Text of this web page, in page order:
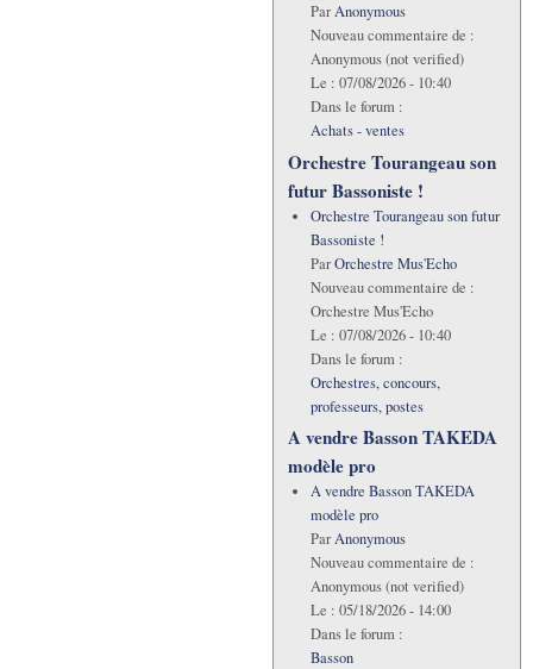
ParAnonymous
Nouveau commentaire de :
Anonymous (not verified)
Le : 07/08/2026 - 10:40
Dans le forum :
Achats - ventes
Orchestre Tourangeau son
futur Bassoniste !
Orchestre Tourangeau son futur
Bassoniste !
ParOrchestre Mus'Echo
Nouveau commentaire de :
Orchestre Mus'Echo
Le : 07/08/2026 - 10:40
Dans le forum :
Orchestres, concours,
professeurs, postes
A vendre Basson TAKEDA
modèle pro
A vendre Basson TAKEDA
modèle pro
ParAnonymous
Nouveau commentaire de :
Anonymous (not verified)
Le : 05/18/2026 - 14:00
Dans le forum :
Basson